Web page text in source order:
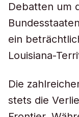
Debatten um
ein
Louisiana-
Die
stets die